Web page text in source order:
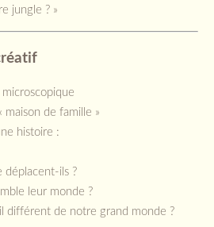
jungle ? »
de famille »
histoire :
déplacent-ils ?
leur monde ?
différent de notre grand monde ?